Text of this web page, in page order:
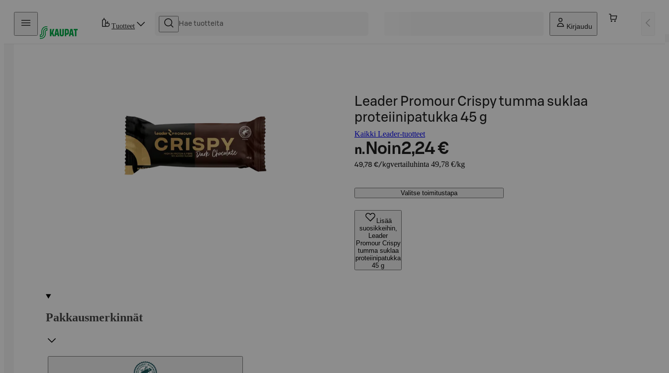
Hyppää sisältöön
Tuotteet Kirjaudu
Leader Promour Crispy tumma suklaa
proteiinipatukka 45 g
Kaikki Leader-tuotteet
n. Noin2,24 €
49,78 €/kgvertailuhinta 49,78 €/kg
Valitse toimitustapa
Lisää
suosikkeihin,
Leader
Promour Crispy
tumma suklaa
proteiinipatukka
45 g
Pakkausmerkinnät